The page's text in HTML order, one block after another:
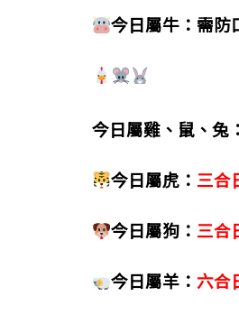
今日屬牛：需防
今日屬雞、鼠、兔
今日屬虎： 三合
今日屬狗： 三合
今日屬羊： 六合